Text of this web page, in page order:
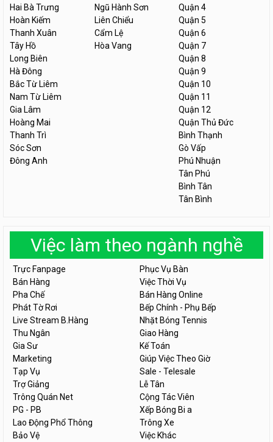
Hai Bà Trưng
Hoàn Kiếm
Thanh Xuân
Tây Hồ
Long Biên
Hà Đông
Bắc Từ Liêm
Nam Từ Liêm
Gia Lâm
Hoàng Mai
Thanh Trì
Sóc Sơn
Đông Anh
Ngũ Hành Sơn
Liên Chiểu
Cẩm Lệ
Hòa Vang
Quận 4
Quận 5
Quận 6
Quận 7
Quận 8
Quận 9
Quận 10
Quận 11
Quận 12
Quận Thủ Đức
Bình Thạnh
Gò Vấp
Phú Nhuận
Tân Phú
Bình Tân
Tân Bình
Việc làm theo ngành nghề
Trực Fanpage
Phục Vụ Bàn
Bán Hàng
Việc Thời Vụ
Pha Chế
Bán Hàng Online
Phát Tờ Rơi
Bếp Chính - Phụ Bếp
Live Stream B.Hàng
Nhặt Bóng Tennis
Thu Ngân
Giao Hàng
Gia Sư
Kế Toán
Marketing
Giúp Việc Theo Giờ
Tạp Vụ
Sale - Telesale
Trợ Giảng
Lễ Tân
Trông Quán Net
Cộng Tác Viên
PG - PB
Xếp Bóng Bi a
Lao Động Phổ Thông
Trông Xe
Bảo Vệ
Việc Khác